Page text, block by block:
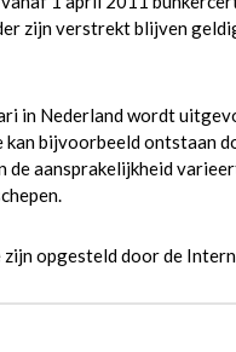
zijn verstrekt blijven
in Nederland wordt
bijvoorbeeld ontstaan
de aansprakelijkheid
opgesteld door de